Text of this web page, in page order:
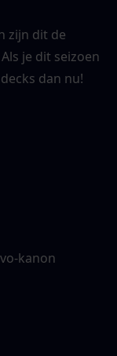
zijn dit de
je dit seizoen
dan nu!
kanon